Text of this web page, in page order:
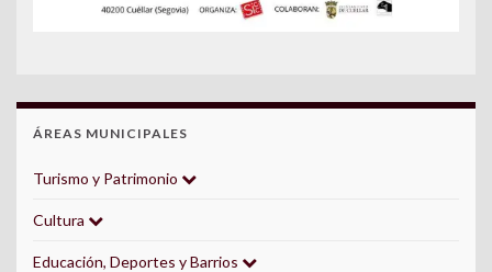
ÁREAS MUNICIPALES
Turismo y Patrimonio
Cultura
Educación, Deportes y Barrios